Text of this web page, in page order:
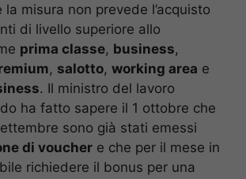
misura non prevede l’acquisto
di livello superiore allo
prima classe, business,
, salotto, working area e
. Il ministro del lavoro
ha fatto sapere il 1 ottobre che
sono già stati emessi
di voucher e che per il mese in
richiedere il bonus per una